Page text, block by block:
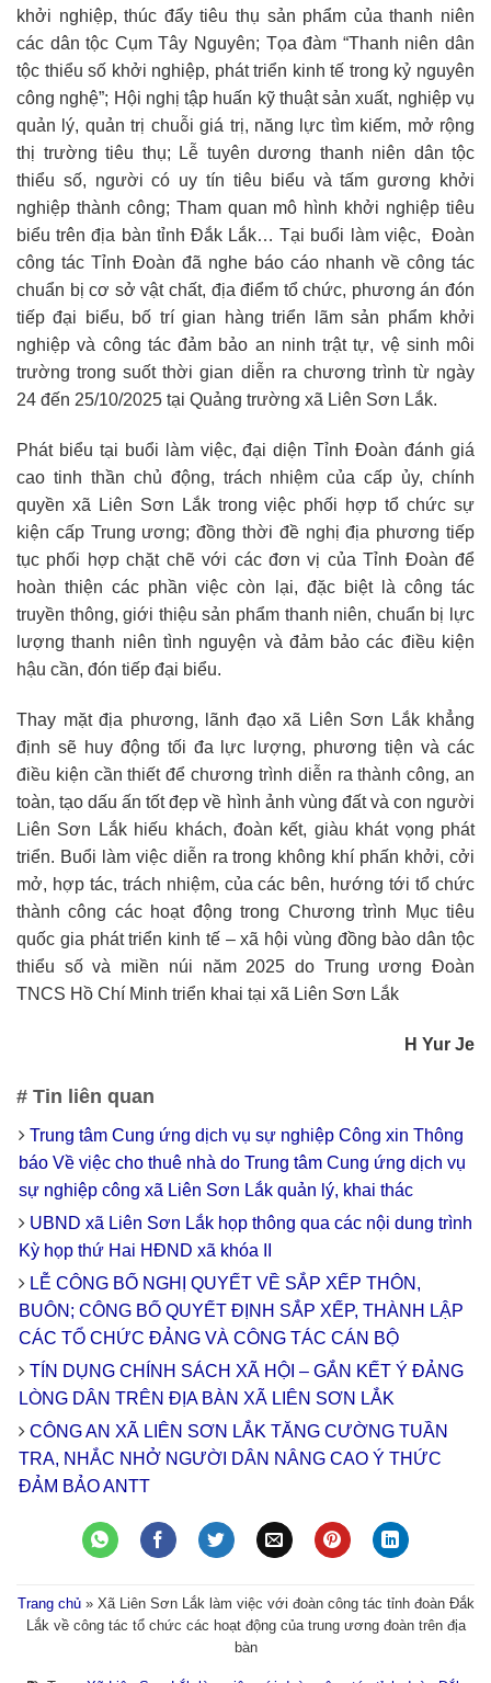
khởi nghiệp, thúc đẩy tiêu thụ sản phẩm của thanh niên
các dân tộc Cụm Tây Nguyên; Tọa đàm “Thanh niên dân
tộc thiểu số khởi nghiệp, phát triển kinh tế trong kỷ nguyên
công nghệ”; Hội nghị tập huấn kỹ thuật sản xuất, nghiệp vụ
quản lý, quản trị chuỗi giá trị, năng lực tìm kiếm, mở rộng
thị trường tiêu thụ; Lễ tuyên dương thanh niên dân tộc
thiểu số, người có uy tín tiêu biểu và tấm gương khởi
nghiệp thành công; Tham quan mô hình khởi nghiệp tiêu
biểu trên địa bàn tỉnh Đắk Lắk… Tại buổi làm việc, Đoàn
công tác Tỉnh Đoàn đã nghe báo cáo nhanh về công tác
chuẩn bị cơ sở vật chất, địa điểm tổ chức, phương án đón
tiếp đại biểu, bố trí gian hàng triển lãm sản phẩm khởi
nghiệp và công tác đảm bảo an ninh trật tự, vệ sinh môi
trường trong suốt thời gian diễn ra chương trình từ ngày
24 đến 25/10/2025 tại Quảng trường xã Liên Sơn Lắk.
Phát biểu tại buổi làm việc, đại diện Tỉnh Đoàn đánh giá
cao tinh thần chủ động, trách nhiệm của cấp ủy, chính
quyền xã Liên Sơn Lắk trong việc phối hợp tổ chức sự
kiện cấp Trung ương; đồng thời đề nghị địa phương tiếp
tục phối hợp chặt chẽ với các đơn vị của Tỉnh Đoàn để
hoàn thiện các phần việc còn lại, đặc biệt là công tác
truyền thông, giới thiệu sản phẩm thanh niên, chuẩn bị lực
lượng thanh niên tình nguyện và đảm bảo các điều kiện
hậu cần, đón tiếp đại biểu.
Thay mặt địa phương, lãnh đạo xã Liên Sơn Lắk khẳng
định sẽ huy động tối đa lực lượng, phương tiện và các
điều kiện cần thiết để chương trình diễn ra thành công, an
toàn, tạo dấu ấn tốt đẹp về hình ảnh vùng đất và con người
Liên Sơn Lắk hiếu khách, đoàn kết, giàu khát vọng phát
triển. Buổi làm việc diễn ra trong không khí phấn khởi, cởi
mở, hợp tác, trách nhiệm, của các bên, hướng tới tổ chức
thành công các hoạt động trong Chương trình Mục tiêu
quốc gia phát triển kinh tế – xã hội vùng đồng bào dân tộc
thiểu số và miền núi năm 2025 do Trung ương Đoàn
TNCS Hồ Chí Minh triển khai tại xã Liên Sơn Lắk
H Yur Je
# Tin liên quan
Trung tâm Cung ứng dịch vụ sự nghiệp Công xin Thông
báo Về việc cho thuê nhà do Trung tâm Cung ứng dịch vụ
sự nghiệp công xã Liên Sơn Lắk quản lý, khai thác
UBND xã Liên Sơn Lắk họp thông qua các nội dung trình
Kỳ họp thứ Hai HĐND xã khóa II
LỄ CÔNG BỐ NGHỊ QUYẾT VỀ SẮP XẾP THÔN,
BUÔN; CÔNG BỐ QUYẾT ĐỊNH SẮP XẾP, THÀNH LẬP
CÁC TỔ CHỨC ĐẢNG VÀ CÔNG TÁC CÁN BỘ
TÍN DỤNG CHÍNH SÁCH XÃ HỘI – GẮN KẾT Ý ĐẢNG
LÒNG DÂN TRÊN ĐỊA BÀN XÃ LIÊN SƠN LẮK
CÔNG AN XÃ LIÊN SƠN LẮK TĂNG CƯỜNG TUẦN
TRA, NHẮC NHỞ NGƯỜI DÂN NÂNG CAO Ý THỨC
ĐẢM BẢO ANTT
Trang chủ» Xã Liên Sơn Lắk làm việc với đoàn công tác tỉnh đoàn Đắk
Lắk về công tác tổ chức các hoạt động của trung ương đoàn trên địa
bàn